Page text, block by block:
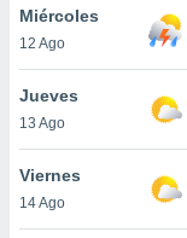
Miércoles
12 Ago
Jueves
13 Ago
Viernes
14 Ago